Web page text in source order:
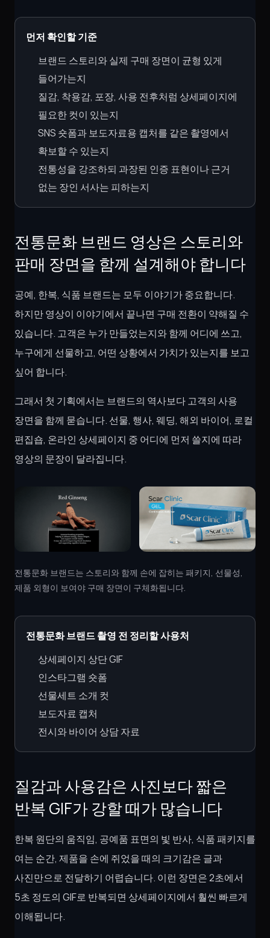
먼저 확인할 기준
브랜드 스토리와 실제 구매 장면이 균형 있게
들어가는지
질감, 착용감, 포장, 사용 전후처럼 상세페이지에
필요한 컷이 있는지
SNS 숏폼과 보도자료용 캡처를 같은 촬영에서
확보할 수 있는지
전통성을 강조하되 과장된 인증 표현이나 근거
없는 장인 서사는 피하는지
전통문화 브랜드 영상은 스토리와
판매 장면을 함께 설계해야 합니다
공예, 한복, 식품 브랜드는 모두 이야기가 중요합니다.
하지만 영상이 이야기에서 끝나면 구매 전환이 약해질 수
있습니다. 고객은 누가 만들었는지와 함께 어디에 쓰고,
누구에게 선물하고, 어떤 상황에서 가치가 있는지를 보고
싶어 합니다.
그래서 첫 기획에서는 브랜드의 역사보다 고객의 사용
장면을 함께 묻습니다. 선물, 행사, 웨딩, 해외 바이어, 로컬
편집숍, 온라인 상세페이지 중 어디에 먼저 쓸지에 따라
영상의 문장이 달라집니다.
전통문화 브랜드는 스토리와 함께 손에 잡히는 패키지, 선물성,
제품 외형이 보여야 구매 장면이 구체화됩니다.
전통문화 브랜드 촬영 전 정리할 사용처
상세페이지 상단 GIF
인스타그램 숏폼
선물세트 소개 컷
보도자료 캡처
전시와 바이어 상담 자료
질감과 사용감은 사진보다 짧은
반복 GIF가 강할 때가 많습니다
한복 원단의 움직임, 공예품 표면의 빛 반사, 식품 패키지를
여는 순간, 제품을 손에 쥐었을 때의 크기감은 글과
사진만으로 전달하기 어렵습니다. 이런 장면은 2초에서
5초 정도의 GIF로 반복되면 상세페이지에서 훨씬 빠르게
이해됩니다.